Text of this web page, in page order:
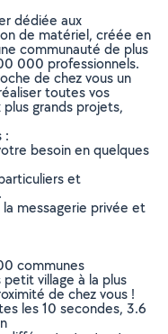
dédiée aux
de matériel, créée en
communauté de plus
000 professionnels.
de chez vous un
toutes vos
grands projets,
:
besoin en quelques
et
messagerie privée et
communes
village à la plus
de chez vous !
les 10 secondes, 3.6